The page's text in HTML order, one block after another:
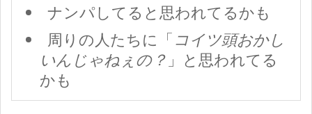
ナンパしてると思われてるかも
周りの人たちに「コイツ頭おかし
いんじゃねぇの？ 」と思われてる
かも